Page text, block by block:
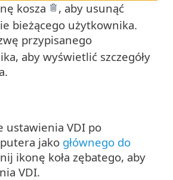
kosza
, aby usunąć
bieżącego użytkownika.
przypisanego
aby wyświetlić szczegóły
ustawienia VDI po
jako głównego do
ikonę koła zębatego, aby
VDI.